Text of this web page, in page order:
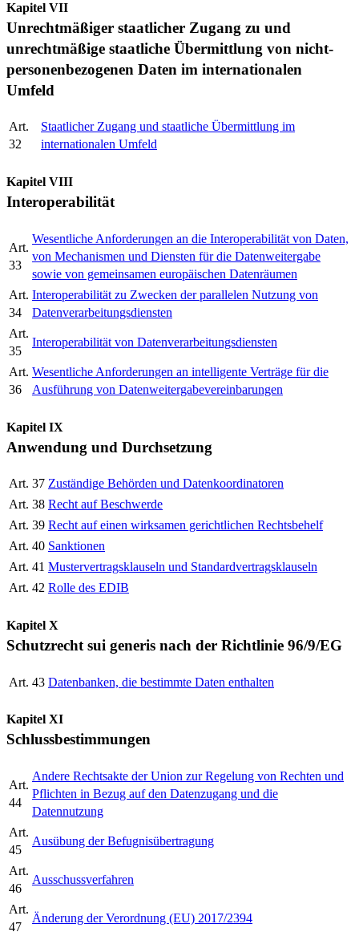
Kapitel VII
Unrechtmäßiger staatlicher Zugang zu und
unrechtmäßige staatliche Übermittlung von nicht-
personenbezogenen Daten im internationalen
Umfeld
Art.
32
Staatlicher Zugang und staatliche Übermittlung im
internationalen Umfeld
Kapitel VIII
Interoperabilität
Art.
33
Wesentliche Anforderungen an die Interoperabilität von Daten,
von Mechanismen und Diensten für die Datenweitergabe
sowie von gemeinsamen europäischen Datenräumen
Art.
34
Interoperabilität zu Zwecken der parallelen Nutzung von
Datenverarbeitungsdiensten
Art.
35
Interoperabilität von Datenverarbeitungsdiensten
Art.
36
Wesentliche Anforderungen an intelligente Verträge für die
Ausführung von Datenweitergabevereinbarungen
Kapitel IX
Anwendung und Durchsetzung
Art. 37 Zuständige Behörden und Datenkoordinatoren
Art. 38 Recht auf Beschwerde
Art. 39 Recht auf einen wirksamen gerichtlichen Rechtsbehelf
Art. 40 Sanktionen
Art. 41 Mustervertragsklauseln und Standardvertragsklauseln
Art. 42 Rolle des EDIB
Kapitel X
Schutzrecht sui generis nach der Richtlinie 96/9/EG
Art. 43 Datenbanken, die bestimmte Daten enthalten
Kapitel XI
Schlussbestimmungen
Art.
44
Andere Rechtsakte der Union zur Regelung von Rechten und
Pflichten in Bezug auf den Datenzugang und die
Datennutzung
Art.
45
Ausübung der Befugnisübertragung
Art.
46
Ausschussverfahren
Art.
47
Änderung der Verordnung (EU) 2017/2394